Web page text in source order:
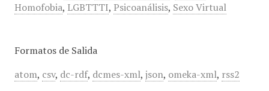
Homofobia, LGBTTTI, Psicoanálisis, Sexo Virtual
Formatos de Salida
atom, csv, dc-rdf, dcmes-xml, json, omeka-xml, rss2